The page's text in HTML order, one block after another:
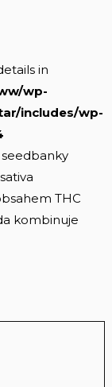
in
wp-
includes/wp-
THC
kombinuje